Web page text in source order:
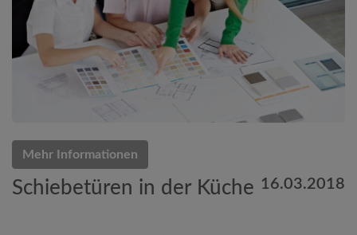
Mehr Informationen
Schiebetüren in der Küche 16.03.2018